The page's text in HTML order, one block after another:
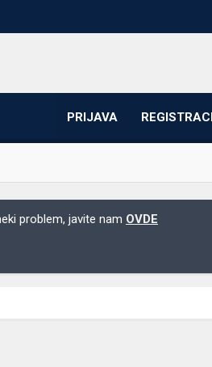
PRIJAVA
problem, javite nam OVDE